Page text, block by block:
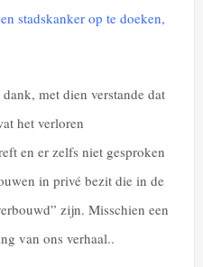
stadskanker op te doeken,
dank, met dien verstande dat
het verloren
en er zelfs niet gesproken
in privé bezit die in de
zijn. Misschien een
van ons verhaal..